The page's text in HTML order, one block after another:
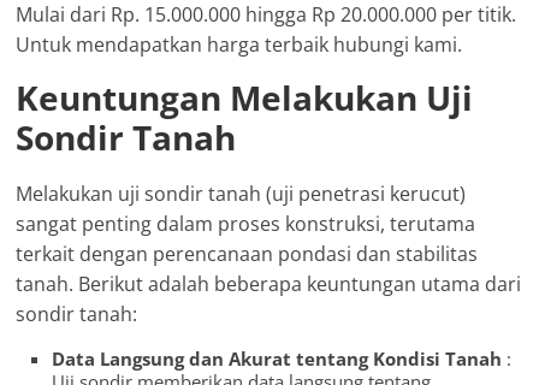
Mulai dari Rp. 15.000.000 hingga Rp 20.000.000 per titik.
Untuk mendapatkan harga terbaik hubungi kami.
Keuntungan Melakukan Uji
Sondir Tanah
Melakukan uji sondir tanah (uji penetrasi kerucut)
sangat penting dalam proses konstruksi, terutama
terkait dengan perencanaan pondasi dan stabilitas
tanah. Berikut adalah beberapa keuntungan utama dari
sondir tanah:
Data Langsung dan Akurat tentang Kondisi Tanah :